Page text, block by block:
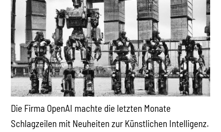
Die Firma OpenAI machte die letzten Monate
Schlagzeilen mit Neuheiten zur Künstlichen Intelligenz.